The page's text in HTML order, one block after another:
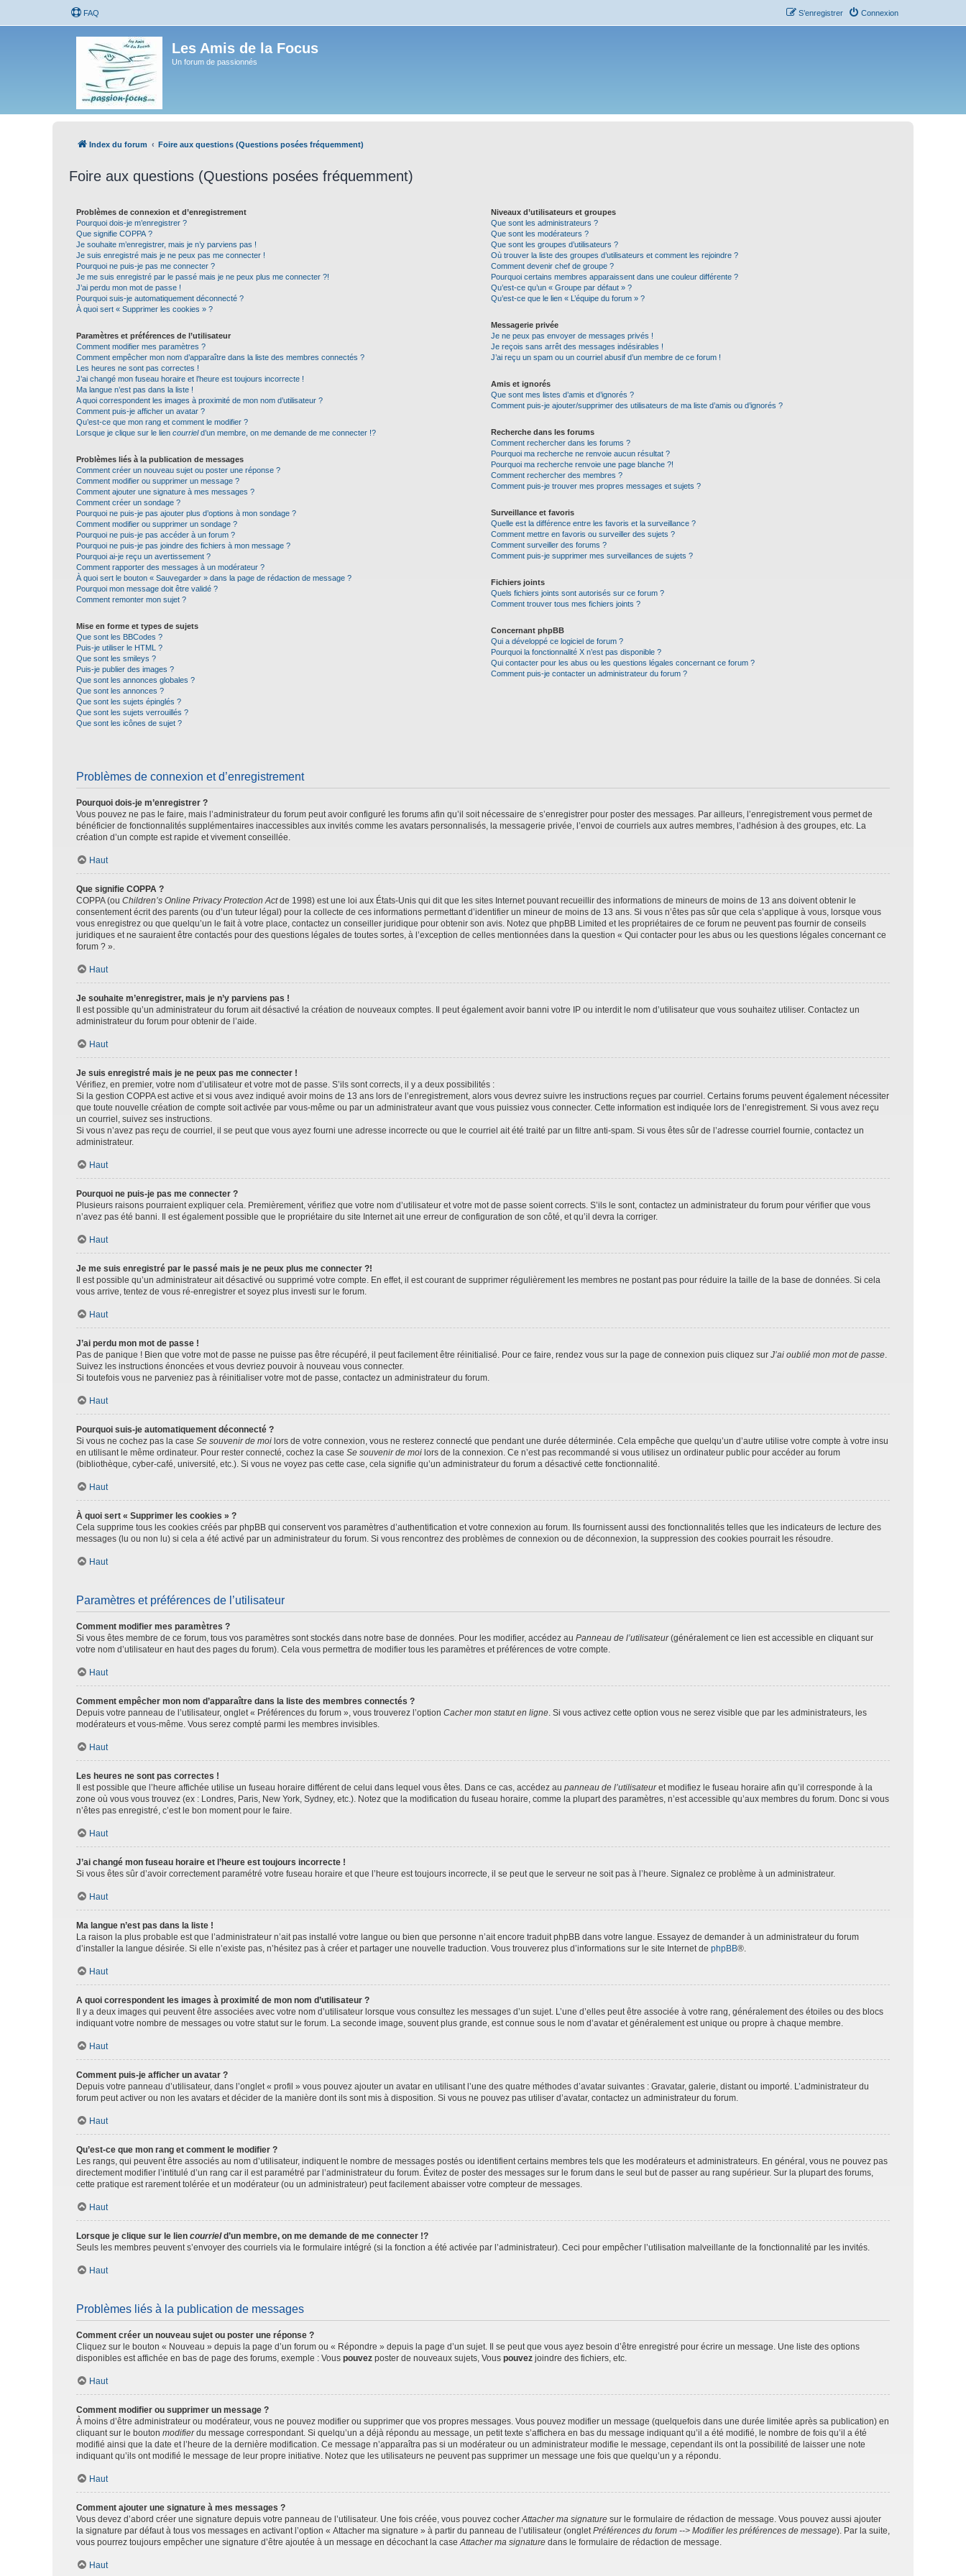
FAQ Connexion
S’enregistrer
Les Amis de la Focus
Un forum de passionnés
Index du forum Foire aux questions (Questions posées fréquemment)
Foire aux questions (Questions posées fréquemment)
Problèmes de connexion et d’enregistrement
Pourquoi dois-je m’enregistrer ?
Que signifie COPPA ?
Je souhaite m’enregistrer, mais je n’y parviens pas !
Je suis enregistré mais je ne peux pas me connecter !
Pourquoi ne puis-je pas me connecter ?
Je me suis enregistré par le passé mais je ne peux plus me connecter ?!
J’ai perdu mon mot de passe !
Pourquoi suis-je automatiquement déconnecté ?
À quoi sert « Supprimer les cookies » ?
Paramètres et préférences de l’utilisateur
Comment modifier mes paramètres ?
Comment empêcher mon nom d’apparaître dans la liste des membres connectés ?
Les heures ne sont pas correctes !
J’ai changé mon fuseau horaire et l’heure est toujours incorrecte !
Ma langue n’est pas dans la liste !
A quoi correspondent les images à proximité de mon nom d’utilisateur ?
Comment puis-je afficher un avatar ?
Qu’est-ce que mon rang et comment le modifier ?
Lorsque je clique sur le lien courrield’un membre, on me demande de me connecter !?
Problèmes liés à la publication de messages
Comment créer un nouveau sujet ou poster une réponse ?
Comment modifier ou supprimer un message ?
Comment ajouter une signature à mes messages ?
Comment créer un sondage ?
Pourquoi ne puis-je pas ajouter plus d’options à mon sondage ?
Comment modifier ou supprimer un sondage ?
Pourquoi ne puis-je pas accéder à un forum ?
Pourquoi ne puis-je pas joindre des fichiers à mon message ?
Pourquoi ai-je reçu un avertissement ?
Comment rapporter des messages à un modérateur ?
À quoi sert le bouton « Sauvegarder » dans la page de rédaction de message ?
Pourquoi mon message doit être validé ?
Comment remonter mon sujet ?
Mise en forme et types de sujets
Que sont les BBCodes ?
Puis-je utiliser le HTML ?
Que sont les smileys ?
Puis-je publier des images ?
Que sont les annonces globales ?
Que sont les annonces ?
Que sont les sujets épinglés ?
Que sont les sujets verrouillés ?
Que sont les icônes de sujet ?
Niveaux d’utilisateurs et groupes
Que sont les administrateurs ?
Que sont les modérateurs ?
Que sont les groupes d’utilisateurs ?
Où trouver la liste des groupes d’utilisateurs et comment les rejoindre ?
Comment devenir chef de groupe ?
Pourquoi certains membres apparaissent dans une couleur différente ?
Qu’est-ce qu’un « Groupe par défaut » ?
Qu’est-ce que le lien « L’équipe du forum » ?
Messagerie privée
Je ne peux pas envoyer de messages privés !
Je reçois sans arrêt des messages indésirables !
J’ai reçu un spam ou un courriel abusif d’un membre de ce forum !
Amis et ignorés
Que sont mes listes d’amis et d’ignorés ?
Comment puis-je ajouter/supprimer des utilisateurs de ma liste d’amis ou d’ignorés ?
Recherche dans les forums
Comment rechercher dans les forums ?
Pourquoi ma recherche ne renvoie aucun résultat ?
Pourquoi ma recherche renvoie une page blanche ?!
Comment rechercher des membres ?
Comment puis-je trouver mes propres messages et sujets ?
Surveillance et favoris
Quelle est la différence entre les favoris et la surveillance ?
Comment mettre en favoris ou surveiller des sujets ?
Comment surveiller des forums ?
Comment puis-je supprimer mes surveillances de sujets ?
Fichiers joints
Quels fichiers joints sont autorisés sur ce forum ?
Comment trouver tous mes fichiers joints ?
Concernant phpBB
Qui a développé ce logiciel de forum ?
Pourquoi la fonctionnalité X n’est pas disponible ?
Qui contacter pour les abus ou les questions légales concernant ce forum ?
Comment puis-je contacter un administrateur du forum ?
Problèmes de connexion et d’enregistrement
Pourquoi dois-je m’enregistrer ?
Vous pouvez ne pas le faire, mais l’administrateur du forum peut avoir configuré les forums afin qu’il soit nécessaire de s’enregistrer pour poster des messages. Par ailleurs, l’enregistrement vous permet de
bénéficier de fonctionnalités supplémentaires inaccessibles aux invités comme les avatars personnalisés, la messagerie privée, l’envoi de courriels aux autres membres, l’adhésion à des groupes, etc. La
création d’un compte est rapide et vivement conseillée.
Haut
Que signifie COPPA ?
COPPA (ou Children’s Online Privacy Protection Actde 1998) est une loi aux États-Unis qui dit que les sites Internet pouvant recueillir des informations de mineurs de moins de 13 ans doivent obtenir le
consentement écrit des parents (ou d’un tuteur légal) pour la collecte de ces informations permettant d’identifier un mineur de moins de 13 ans. Si vous n’êtes pas sûr que cela s’applique à vous, lorsque vous
vous enregistrez ou que quelqu’un le fait à votre place, contactez un conseiller juridique pour obtenir son avis. Notez que phpBB Limited et les propriétaires de ce forum ne peuvent pas fournir de conseils
juridiques et ne sauraient être contactés pour des questions légales de toutes sortes, à l’exception de celles mentionnées dans la question « Qui contacter pour les abus ou les questions légales concernant ce
forum ? ».
Haut
Je souhaite m’enregistrer, mais je n’y parviens pas !
Il est possible qu’un administrateur du forum ait désactivé la création de nouveaux comptes. Il peut également avoir banni votre IP ou interdit le nom d’utilisateur que vous souhaitez utiliser. Contactez un
administrateur du forum pour obtenir de l’aide.
Haut
Je suis enregistré mais je ne peux pas me connecter !
Vérifiez, en premier, votre nom d’utilisateur et votre mot de passe. S’ils sont corrects, il y a deux possibilités :
Si la gestion COPPA est active et si vous avez indiqué avoir moins de 13 ans lors de l’enregistrement, alors vous devrez suivre les instructions reçues par courriel. Certains forums peuvent également nécessiter
que toute nouvelle création de compte soit activée par vous-même ou par un administrateur avant que vous puissiez vous connecter. Cette information est indiquée lors de l’enregistrement. Si vous avez reçu
un courriel, suivez ses instructions.
Si vous n’avez pas reçu de courriel, il se peut que vous ayez fourni une adresse incorrecte ou que le courriel ait été traité par un filtre anti-spam. Si vous êtes sûr de l’adresse courriel fournie, contactez un
administrateur.
Haut
Pourquoi ne puis-je pas me connecter ?
Plusieurs raisons pourraient expliquer cela. Premièrement, vérifiez que votre nom d’utilisateur et votre mot de passe soient corrects. S’ils le sont, contactez un administrateur du forum pour vérifier que vous
n’avez pas été banni. Il est également possible que le propriétaire du site Internet ait une erreur de configuration de son côté, et qu’il devra la corriger.
Haut
Je me suis enregistré par le passé mais je ne peux plus me connecter ?!
Il est possible qu’un administrateur ait désactivé ou supprimé votre compte. En effet, il est courant de supprimer régulièrement les membres ne postant pas pour réduire la taille de la base de données. Si cela
vous arrive, tentez de vous ré-enregistrer et soyez plus investi sur le forum.
Haut
J’ai perdu mon mot de passe !
Pas de panique ! Bien que votre mot de passe ne puisse pas être récupéré, il peut facilement être réinitialisé. Pour ce faire, rendez vous sur la page de connexion puis cliquez sur J’ai oublié mon mot de passe.
Suivez les instructions énoncées et vous devriez pouvoir à nouveau vous connecter.
Si toutefois vous ne parveniez pas à réinitialiser votre mot de passe, contactez un administrateur du forum.
Haut
Pourquoi suis-je automatiquement déconnecté ?
Si vous ne cochez pas la case Se souvenir de moi lors de votre connexion, vous ne resterez connecté que pendant une durée déterminée. Cela empêche que quelqu’un d’autre utilise votre compte à votre insu
en utilisant le même ordinateur. Pour rester connecté, cochez la case Se souvenir de moi lors de la connexion. Ce n’est pas recommandé si vous utilisez un ordinateur public pour accéder au forum
(bibliothèque, cyber-café, université, etc.). Si vous ne voyez pas cette case, cela signifie qu’un administrateur du forum a désactivé cette fonctionnalité.
Haut
À quoi sert « Supprimer les cookies » ?
Cela supprime tous les cookies créés par phpBB qui conservent vos paramètres d’authentification et votre connexion au forum. Ils fournissent aussi des fonctionnalités telles que les indicateurs de lecture des
messages (lu ou non lu) si cela a été activé par un administrateur du forum. Si vous rencontrez des problèmes de connexion ou de déconnexion, la suppression des cookies pourrait les résoudre.
Haut
Paramètres et préférences de l’utilisateur
Comment modifier mes paramètres ?
Si vous êtes membre de ce forum, tous vos paramètres sont stockés dans notre base de données. Pour les modifier, accédez au Panneau de l’utilisateur(généralement ce lien est accessible en cliquant sur
votre nom d’utilisateur en haut des pages du forum). Cela vous permettra de modifier tous les paramètres et préférences de votre compte.
Haut
Comment empêcher mon nom d’apparaître dans la liste des membres connectés ?
Depuis votre panneau de l’utilisateur, onglet « Préférences du forum », vous trouverez l’option Cacher mon statut en ligne. Si vous activez cette option vous ne serez visible que par les administrateurs, les
modérateurs et vous-même. Vous serez compté parmi les membres invisibles.
Haut
Les heures ne sont pas correctes !
Il est possible que l’heure affichée utilise un fuseau horaire différent de celui dans lequel vous êtes. Dans ce cas, accédez au panneau de l’utilisateuret modifiez le fuseau horaire afin qu’il corresponde à la
zone où vous vous trouvez (ex : Londres, Paris, New York, Sydney, etc.). Notez que la modification du fuseau horaire, comme la plupart des paramètres, n’est accessible qu’aux membres du forum. Donc si vous
n’êtes pas enregistré, c’est le bon moment pour le faire.
Haut
J’ai changé mon fuseau horaire et l’heure est toujours incorrecte !
Si vous êtes sûr d’avoir correctement paramétré votre fuseau horaire et que l’heure est toujours incorrecte, il se peut que le serveur ne soit pas à l’heure. Signalez ce problème à un administrateur.
Haut
Ma langue n’est pas dans la liste !
La raison la plus probable est que l’administrateur n’ait pas installé votre langue ou bien que personne n’ait encore traduit phpBB dans votre langue. Essayez de demander à un administrateur du forum
d’installer la langue désirée. Si elle n’existe pas, n’hésitez pas à créer et partager une nouvelle traduction. Vous trouverez plus d’informations sur le site Internet de phpBB®.
Haut
A quoi correspondent les images à proximité de mon nom d’utilisateur ?
Il y a deux images qui peuvent être associées avec votre nom d’utilisateur lorsque vous consultez les messages d’un sujet. L’une d’elles peut être associée à votre rang, généralement des étoiles ou des blocs
indiquant votre nombre de messages ou votre statut sur le forum. La seconde image, souvent plus grande, est connue sous le nom d’avatar et généralement est unique ou propre à chaque membre.
Haut
Comment puis-je afficher un avatar ?
Depuis votre panneau d’utilisateur, dans l’onglet « profil » vous pouvez ajouter un avatar en utilisant l’une des quatre méthodes d’avatar suivantes : Gravatar, galerie, distant ou importé. L’administrateur du
forum peut activer ou non les avatars et décider de la manière dont ils sont mis à disposition. Si vous ne pouvez pas utiliser d’avatar, contactez un administrateur du forum.
Haut
Qu’est-ce que mon rang et comment le modifier ?
Les rangs, qui peuvent être associés au nom d’utilisateur, indiquent le nombre de messages postés ou identifient certains membres tels que les modérateurs et administrateurs. En général, vous ne pouvez pas
directement modifier l’intitulé d’un rang car il est paramétré par l’administrateur du forum. Évitez de poster des messages sur le forum dans le seul but de passer au rang supérieur. Sur la plupart des forums,
cette pratique est rarement tolérée et un modérateur (ou un administrateur) peut facilement abaisser votre compteur de messages.
Haut
Lorsque je clique sur le lien courrield’un membre, on me demande de me connecter !?
Seuls les membres peuvent s’envoyer des courriels via le formulaire intégré (si la fonction a été activée par l’administrateur). Ceci pour empêcher l’utilisation malveillante de la fonctionnalité par les invités.
Haut
Problèmes liés à la publication de messages
Comment créer un nouveau sujet ou poster une réponse ?
Cliquez sur le bouton « Nouveau » depuis la page d’un forum ou « Répondre » depuis la page d’un sujet. Il se peut que vous ayez besoin d’être enregistré pour écrire un message. Une liste des options
disponibles est affichée en bas de page des forums, exemple : Vous pouvez poster de nouveaux sujets, Vous pouvez joindre des fichiers, etc.
Haut
Comment modifier ou supprimer un message ?
À moins d’être administrateur ou modérateur, vous ne pouvez modifier ou supprimer que vos propres messages. Vous pouvez modifier un message (quelquefois dans une durée limitée après sa publication) en
cliquant sur le bouton modifierdu message correspondant. Si quelqu’un a déjà répondu au message, un petit texte s’affichera en bas du message indiquant qu’il a été modifié, le nombre de fois qu’il a été
modifié ainsi que la date et l’heure de la dernière modification. Ce message n’apparaîtra pas si un modérateur ou un administrateur modifie le message, cependant ils ont la possibilité de laisser une note
indiquant qu’ils ont modifié le message de leur propre initiative. Notez que les utilisateurs ne peuvent pas supprimer un message une fois que quelqu’un y a répondu.
Haut
Comment ajouter une signature à mes messages ?
Vous devez d’abord créer une signature depuis votre panneau de l’utilisateur. Une fois créée, vous pouvez cocherAttacher ma signature sur le formulaire de rédaction de message. Vous pouvez aussi ajouter
la signature par défaut à tous vos messages en activant l’option « Attacher ma signature » à partir du panneau de l’utilisateur (ongletPréférences du forum --> Modifier les préférences de message). Par la suite,
vous pourrez toujours empêcher une signature d’être ajoutée à un message en décochant la caseAttacher ma signature dans le formulaire de rédaction de message.
Haut